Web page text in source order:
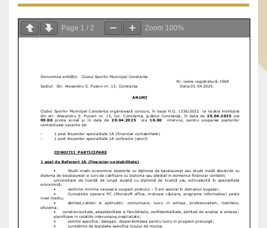
Page 1 / 2 Zoom 100%